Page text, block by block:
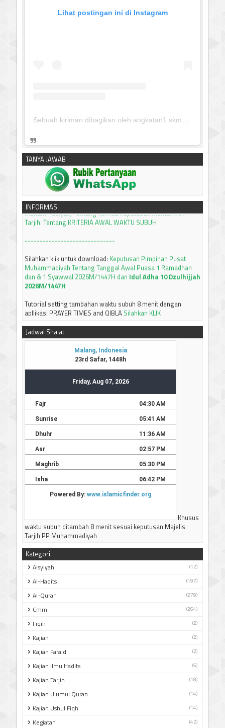
Lihat postingan ini di Instagram
Sebuah kiriman dibagikan oleh angkatan1 skmm 2020 (@albayaanyinfo)
TANYA JAWAB
INFORMASI
silahkan klik untuk download:Keputusan Pimpinan Pusat
Tarjih: Tentang KRITERIA AWAL WAKTU SUBUH
------------------------------
Silahkan klik untuk download:Keputusan Pimpinan Pusat
dan & 1 Syawwal 2026M/1447H danIdul Adha 10 Dzulhijjah
2026M/1447H
Tutorial setting tambahan waktu subuh 8 menit dengan
JADWAL IMSAKIYAH BULAN RAMADHAN 1447 H / 2026 M
JAWA TIMURSilahkan bisa didownload
-----------------------------Terima kasih
Jadwal Shalat
Khusus
waktu subuh ditambah 8 menit sesuai keputusan Majelis
Tarjih PP Muhammadiyah
Kategori
Aisyiyah (12)
Al-Hadits (197)
Al-Quran (279)
Cmm (264)
Fiqih (2)
Kajian (2)
Kajian Faraid (2)
Kajian Ilmu Hadits (5)
Kajian Tarjih (18)
Kajian Ulumul Quran (14)
Kajian Ushul Fiqh (14)
Kegiatan (42)